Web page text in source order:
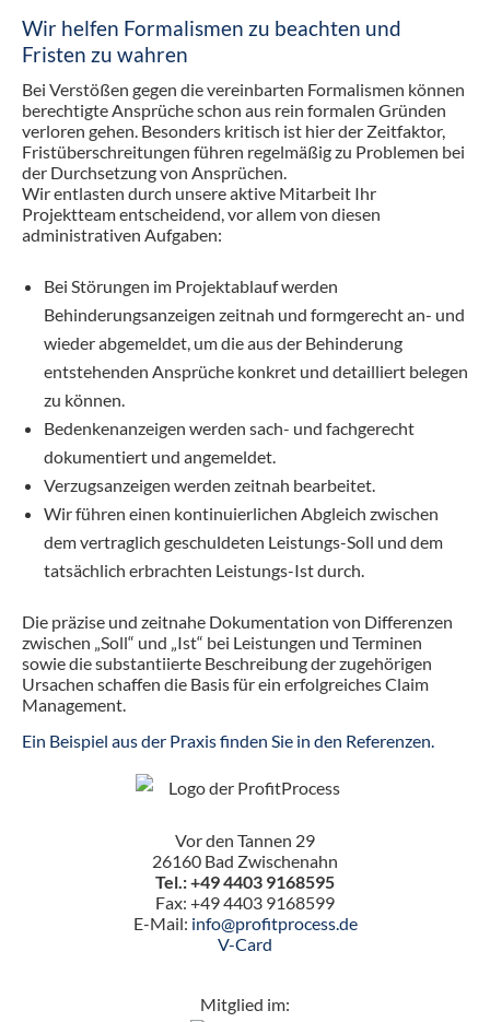
Wir helfen Formalismen zu beachten und
Fristen zu wahren
Bei Verstößen gegen die vereinbarten Formalismen können
berechtigte Ansprüche schon aus rein formalen Gründen
verloren gehen. Besonders kritisch ist hier der Zeitfaktor,
Fristüberschreitungen führen regelmäßig zu Problemen bei
der Durchsetzung von Ansprüchen.
Wir entlasten durch unsere aktive Mitarbeit Ihr
Projektteam entscheidend, vor allem von diesen
administrativen Aufgaben:
Bei Störungen im Projektablauf werden
Behinderungsanzeigen zeitnah und formgerecht an- und
wieder abgemeldet, um die aus der Behinderung
entstehenden Ansprüche konkret und detailliert belegen
zu können.
Bedenkenanzeigen werden sach- und fachgerecht
dokumentiert und angemeldet.
Verzugsanzeigen werden zeitnah bearbeitet.
Wir führen einen kontinuierlichen Abgleich zwischen
dem vertraglich geschuldeten Leistungs-Soll und dem
tatsächlich erbrachten Leistungs-Ist durch.
Die präzise und zeitnahe Dokumentation von Differenzen
zwischen „Soll“ und „Ist“ bei Leistungen und Terminen
sowie die substantiierte Beschreibung der zugehörigen
Ursachen schaffen die Basis für ein erfolgreiches Claim
Management.
Ein Beispiel aus der Praxis finden Sie in den Referenzen.
Vor den Tannen 29
26160 Bad Zwischenahn
Tel.: +49 4403 9168595
Fax: +49 4403 9168599
E-Mail: info@profitprocess.de
V-Card
Mitglied im: